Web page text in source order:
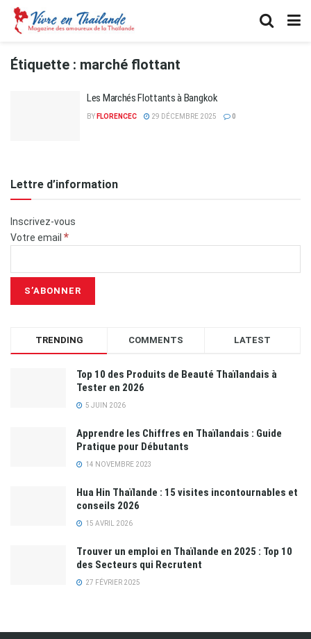
Étiquette : marché flottant
Les Marchés Flottants à Bangkok
BY FLORENCEC 29 DÉCEMBRE 2025 0
Lettre d’information
Inscrivez-vous
Votre email *
TRENDING COMMENTS LATEST
Top 10 des Produits de Beauté Thaïlandais à
Tester en 2026
5 JUIN 2026
Apprendre les Chiffres en Thaïlandais : Guide
Pratique pour Débutants
14 NOVEMBRE 2023
Hua Hin Thaïlande : 15 visites incontournables et
conseils 2026
15 AVRIL 2026
Trouver un emploi en Thaïlande en 2025 : Top 10
des Secteurs qui Recrutent
27 FÉVRIER 2025